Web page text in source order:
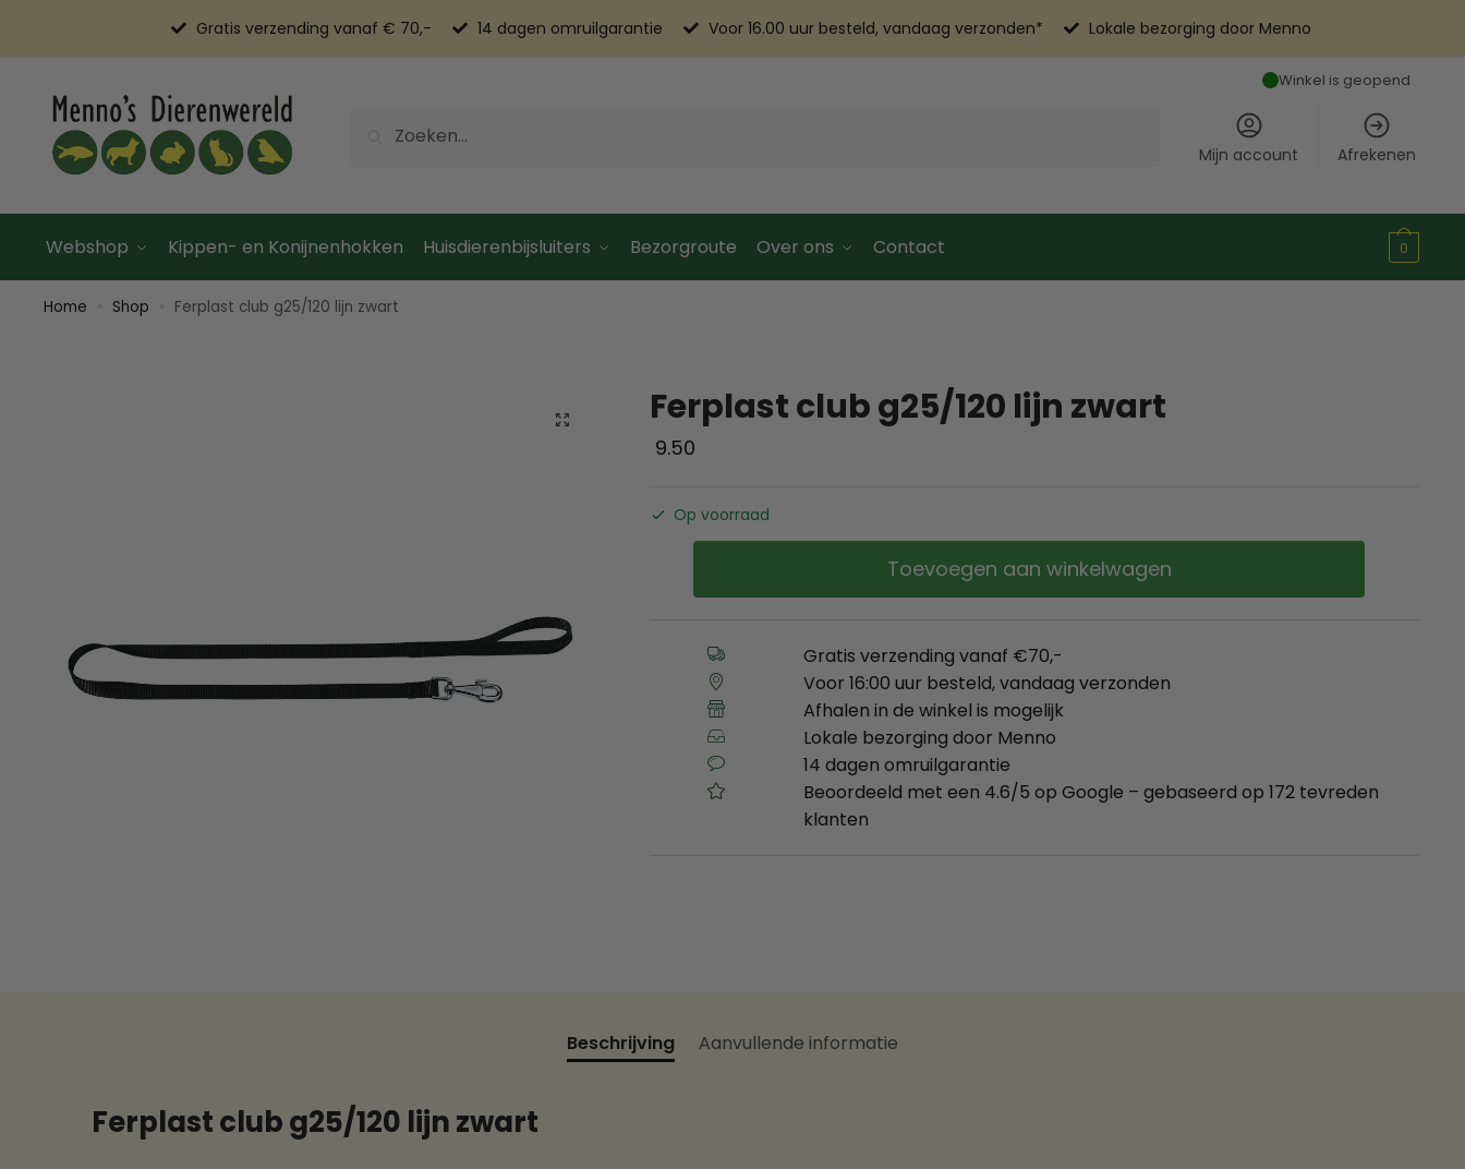
Gratis verzending vanaf € 70,- 14 dagen omruilgarantie Voor 16.00 uur besteld, vandaag verzonden* Lokale bezorging door Menno
Winkel is geopend
Mijn account Afrekenen
Webshop Kippen- en Konijnenhokken Huisdierenbijsluiters Bezorgroute Over ons Contact 0
Home Shop Ferplast club g25/120 lijn zwart
Ferplast club g25/120 lijn zwart
9.50
Op voorraad
Toevoegen aan winkelwagen
Gratis verzending vanaf €70,-
Voor 16:00 uur besteld, vandaag verzonden
Afhalen in de winkel is mogelijk
Lokale bezorging door Menno
14 dagen omruilgarantie
Beoordeeld met een 4.6/5 op Google – gebaseerd op 172 tevreden
klanten
Beschrijving Aanvullende informatie
Ferplast club g25/120 lijn zwart